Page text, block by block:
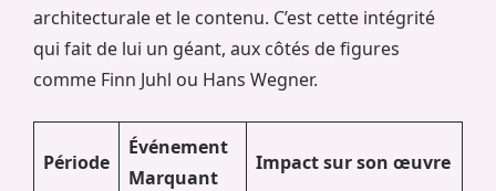
architecturale et le contenu. C’est cette intégrité
qui fait de lui un géant, aux côtés de figures
comme Finn Juhl ou Hans Wegner.
Période
Événement
Marquant
Impact sur son œuvre